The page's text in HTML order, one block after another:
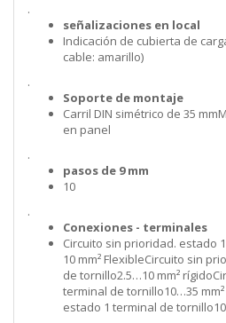
.
señalizaciones en local
Indicación de cubierta de
cable: amarillo)
.
Soporte de montaje
Carril DIN simétrico de 35
en panel
.
pasos de 9 mm
10
.
Conexiones - terminales
Circuito sin prioridad. estado
10 mm² FlexibleCircuito sin
de tornillo2.5…10 mm²
terminal de tornillo10…35
estado 1 terminal de